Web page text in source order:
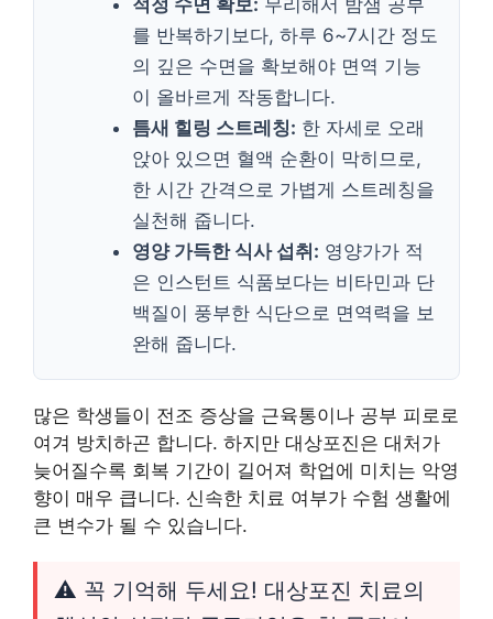
적정 수면 확보: 무리해서 밤샘 공부
를 반복하기보다, 하루 6~7시간 정도
의 깊은 수면을 확보해야 면역 기능
이 올바르게 작동합니다.
틈새 힐링 스트레칭: 한 자세로 오래
앉아 있으면 혈액 순환이 막히므로,
한 시간 간격으로 가볍게 스트레칭을
실천해 줍니다.
영양 가득한 식사 섭취: 영양가가 적
은 인스턴트 식품보다는 비타민과 단
백질이 풍부한 식단으로 면역력을 보
완해 줍니다.
많은 학생들이 전조 증상을 근육통이나 공부 피로로
여겨 방치하곤 합니다. 하지만 대상포진은 대처가
늦어질수록 회복 기간이 길어져 학업에 미치는 악영
향이 매우 큽니다. 신속한 치료 여부가 수험 생활에
큰 변수가 될 수 있습니다.
⚠️ 꼭 기억해 두세요! 대상포진 치료의